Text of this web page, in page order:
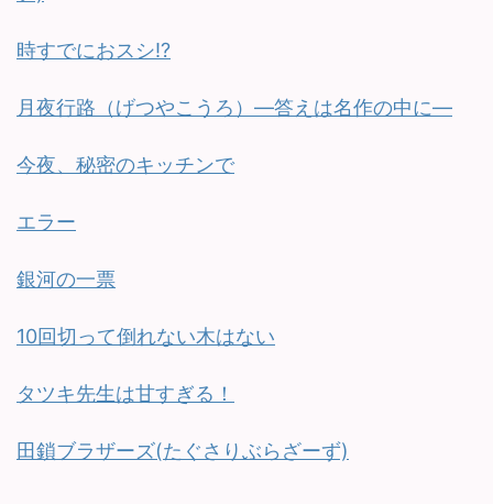
時すでにおスシ!?
月夜行路（げつやこうろ）—答えは名作の中に—
今夜、秘密のキッチンで
エラー
銀河の一票
10回切って倒れない木はない
タツキ先生は甘すぎる！
田鎖ブラザーズ(たぐさりぶらざーず)